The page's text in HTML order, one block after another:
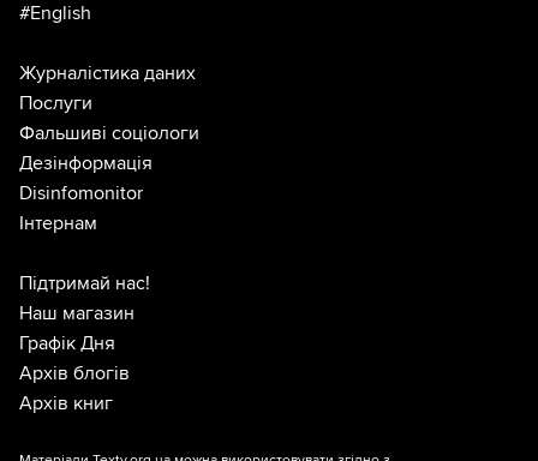
#English
Журналістика даних
Послуги
Фальшиві соціологи
Дезінформація
Disinfomonitor
Інтернам
Підтримай нас!
Наш магазин
Графік Дня
Архів блогів
Архів книг